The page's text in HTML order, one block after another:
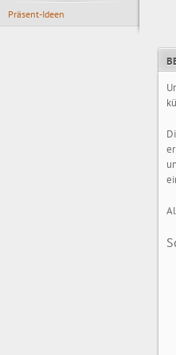
Präsent-Ideen